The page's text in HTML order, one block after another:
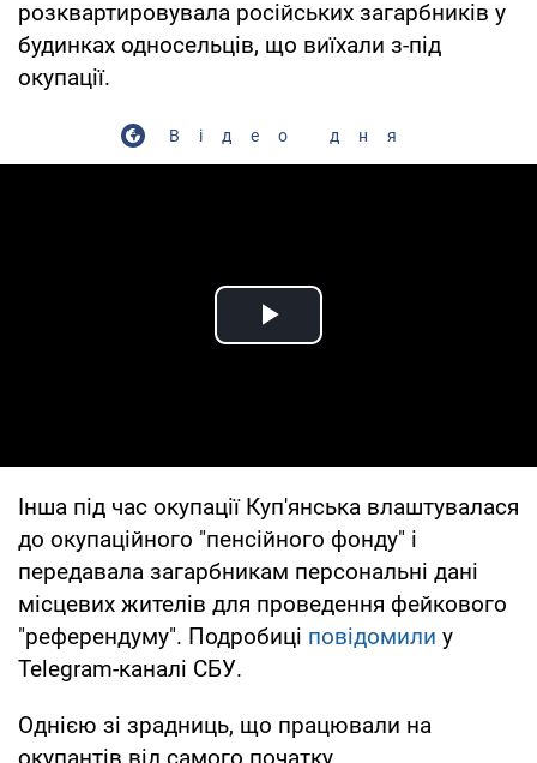
розквартировувала російських загарбників у
будинках односельців, що виїхали з-під
окупації.
Відео дня
Play Video
Інша під час окупації Куп'янська влаштувалася
до окупаційного "пенсійного фонду" і
передавала загарбникам персональні дані
місцевих жителів для проведення фейкового
"референдуму". Подробиці повідомили у
Telegram-каналі СБУ.
Однією зі зрадниць, що працювали на
окупантів від самого початку